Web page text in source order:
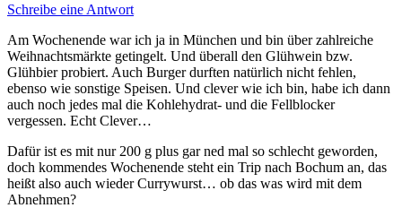
Schreibe eine Antwort
Am Wochenende war ich ja in München und bin über zahlreiche
Weihnachtsmärkte getingelt. Und überall den Glühwein bzw.
Glühbier probiert. Auch Burger durften natürlich nicht fehlen,
ebenso wie sonstige Speisen. Und clever wie ich bin, habe ich dann
auch noch jedes mal die Kohlehydrat- und die Fellblocker
vergessen. Echt Clever…
Dafür ist es mit nur 200 g plus gar ned mal so schlecht geworden,
doch kommendes Wochenende steht ein Trip nach Bochum an, das
heißt also auch wieder Currywurst… ob das was wird mit dem
Abnehmen?